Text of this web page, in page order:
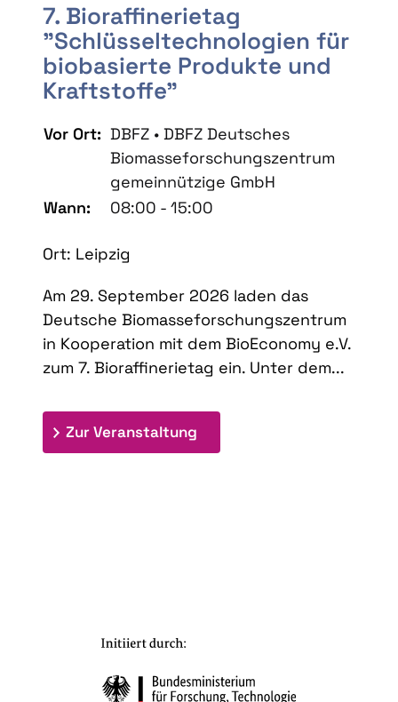
7. Bioraffinerietag
"Schlüsseltechnologien für
biobasierte Produkte und
Kraftstoffe"
Vor Ort: DBFZ • DBFZ Deutsches
Biomasseforschungszentrum
gemeinnützige GmbH
Wann:
08:00 - 15:00
Ort: Leipzig
Am 29. September 2026 laden das
Deutsche Biomasseforschungszentrum
in Kooperation mit dem BioEconomy e.V.
zum 7. Bioraffinerietag ein. Unter dem...
Zur Veranstaltung